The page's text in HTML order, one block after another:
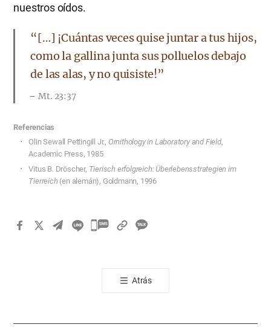
nuestros oídos.
“[…] ¡Cuántas veces quise juntar a tus hijos,
como la gallina junta sus polluelos debajo
de las alas, y no quisiste!”
Mt. 23:37
Referencias
Olin Sewall Pettingill Jr., Ornithology in Laboratory and Field,
Academic Press, 1985
Vitus B. Dröscher, Tierisch erfolgreich: Überlebensstrategien im
Tierreich (en alemán), Goldmann, 1996
카
톡
공
기
Atrás